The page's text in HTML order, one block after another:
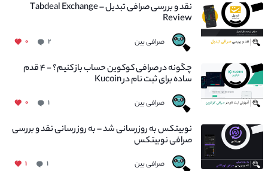
نقد و بررسی صرافی تبدیل – Tabdeal Exchange
Review
صرافی بین ۲ ۰
چگونه در صرافی کوکوین حساب باز کنیم؟ - ۴ قدم
ساده برای ثبت نام در Kucoin
صرافی بین ۱ ۰
نوبیتکس به روزرسانی شد – به روز رسانی نقد و بررسی
صرافی نوبیتکس
صرافی بین ۱ ۱